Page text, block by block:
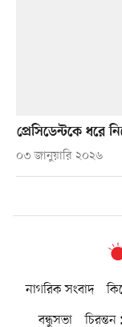
প্রেসিডেন্টকে ধরে
০৩ জানুয়ারি ২০২৬
নাগরিক সংবাদ
বন্ধুসভা
চিরন্তন